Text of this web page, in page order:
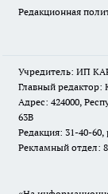
Редакционная
Учредитель: ИП
Главный
Адрес: 424000,
63В
Редакция: 31-40-
Рекламный отдел: